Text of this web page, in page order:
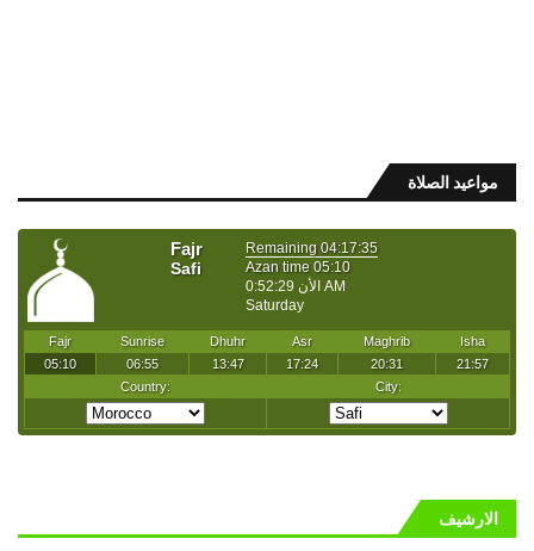
مواعيد الصلاة
الارشيف